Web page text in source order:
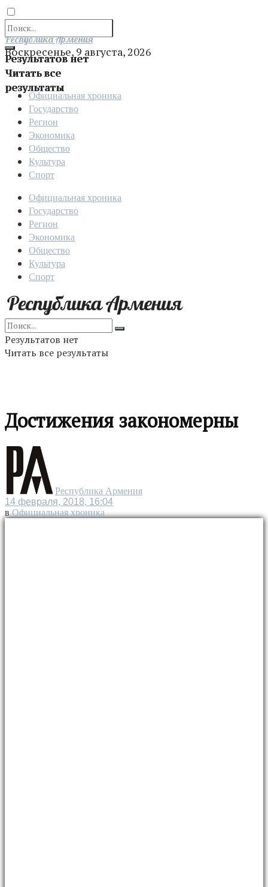
Результатов нет
Читать все
результаты
Отправить
Республика Армения
Воскресенье, 9 августа, 2026
Официальная хроника
Государство
Регион
Экономика
Общество
Культура
Спорт
Официальная хроника
Государство
Регион
Экономика
Общество
Культура
Спорт
Результатов нет
Читать все результаты
Достижения закономерны
Республика Армения
14 февраля, 2018, 16:04
в Официальная хроника